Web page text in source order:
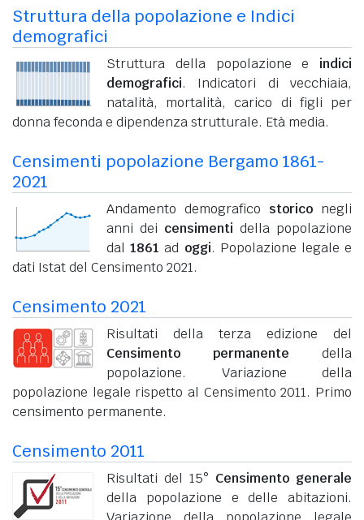
Struttura della popolazione e Indici
demografici
Struttura della popolazione e indici
demografici. Indicatori di vecchiaia,
natalità, mortalità, carico di figli per
donna feconda e dipendenza strutturale. Età media.
Censimenti popolazione Bergamo 1861-
2021
Andamento demografico storico negli
anni dei censimenti della popolazione
dal1861 ad oggi. Popolazione legale e
dati Istat del Censimento 2021.
Censimento 2021
Risultati della terza edizione del
Censimento permanente della
popolazione. Variazione della
popolazione legale rispetto al Censimento 2011. Primo
censimento permanente.
Censimento 2011
Risultati del 15° Censimento generale
della popolazione e delle abitazioni.